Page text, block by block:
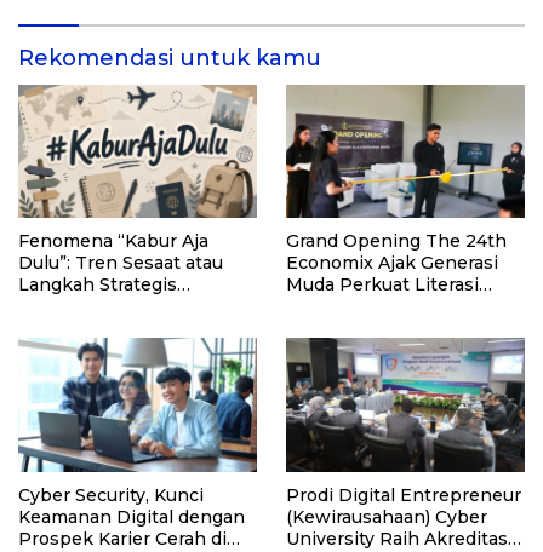
Rekomendasi untuk kamu
Fenomena “Kabur Aja
Dulu”: Tren Sesaat atau
Langkah Strategis
Grand Opening The 24th
Economix Ajak Generasi
Muda Perkuat Literasi
Cyber Security, Kunci
Keamanan Digital dengan
Prospek Karier Cerah di
Prodi Digital Entrepreneur
(Kewirausahaan) Cyber
University Raih Akreditasi